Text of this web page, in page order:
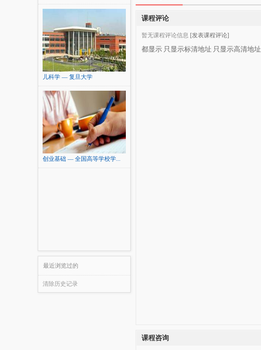
儿科学 — 复旦大学
创业基础 — 全国高等学校学...
最近浏览过的
清除历史记录
课程评论
暂无课程评论信息 [发表课程评论]
都显示 只显示标清地址 只显示高清地址
课程咨询